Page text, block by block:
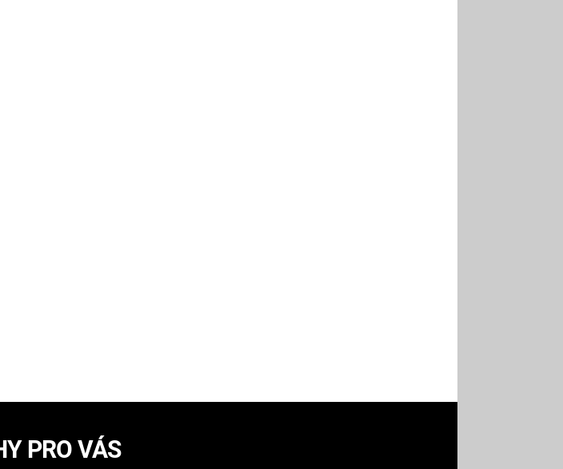
PRO VÁS